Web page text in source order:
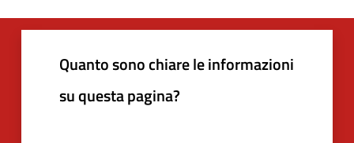
Quanto sono chiare le informazioni
su questa pagina?